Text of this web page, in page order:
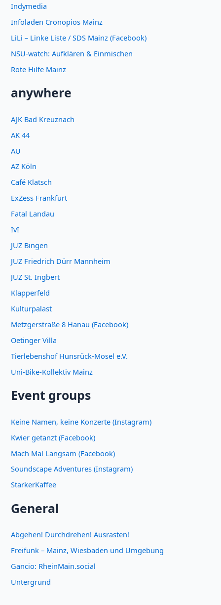
Indymedia
Infoladen Cronopios Mainz
LiLi – Linke Liste / SDS Mainz (Facebook)
NSU-watch: Aufklären & Einmischen
Rote Hilfe Mainz
anywhere
AJK Bad Kreuznach
AK 44
AU
AZ Köln
Café Klatsch
ExZess Frankfurt
Fatal Landau
IvI
JUZ Bingen
JUZ Friedrich Dürr Mannheim
JUZ St. Ingbert
Klapperfeld
Kulturpalast
Metzgerstraße 8 Hanau (Facebook)
Oetinger Villa
Tierlebenshof Hunsrück-Mosel e.V.
Uni-Bike-Kollektiv Mainz
Event groups
Keine Namen, keine Konzerte (Instagram)
Kwier getanzt (Facebook)
Mach Mal Langsam (Facebook)
Soundscape Adventures (Instagram)
StarkerKaffee
General
Abgehen! Durchdrehen! Ausrasten!
Freifunk – Mainz, Wiesbaden und Umgebung
Gancio: RheinMain.social
Untergrund